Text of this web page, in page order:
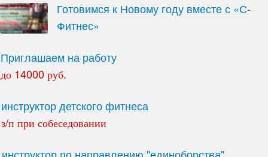
Готовимся к Новому году вместе с «С-
Фитнес»
Приглашаем на работу
до 14000 руб.
инструктор детского фитнеса
з/п при собеседовании